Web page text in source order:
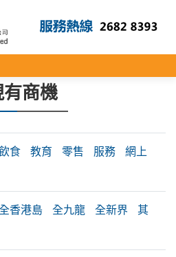
有商機
食 教育 零售 服務
網上
香港島 全九龍 全新界
其